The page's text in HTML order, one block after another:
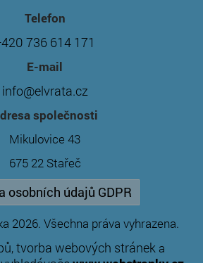
Telefon
736 614 171
E-mail
info@elvrata.cz
společnosti
Mikulovice 43
675 22 Stařeč
osobních údajů GDPR
2026. Všechna práva vyhrazena.
,tvorba webových stráneka